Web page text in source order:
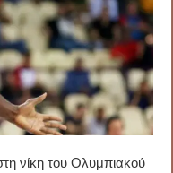
νίκη του Ολυμπιακού